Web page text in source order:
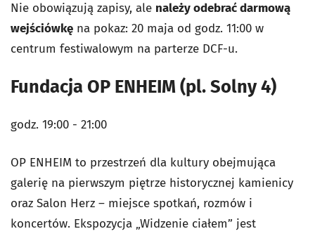
Nie obowiązują zapisy, ale należy odebrać darmową
wejściówkę na pokaz: 20 maja od godz. 11:00 w
centrum festiwalowym na parterze DCF-u.
Fundacja OP ENHEIM (pl. Solny 4)
godz. 19:00 - 21:00
OP ENHEIM to przestrzeń dla kultury obejmująca
galerię na pierwszym piętrze historycznej kamienicy
oraz Salon Herz – miejsce spotkań, rozmów i
koncertów. Ekspozycja „Widzenie ciałem” jest